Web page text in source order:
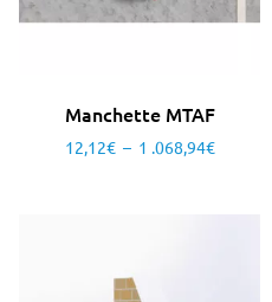
Manchette MTAF
12,12€ – 1 .068,94€